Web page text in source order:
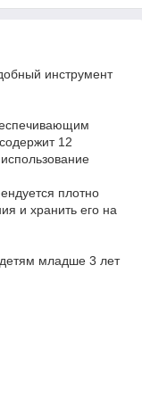
инструмент
12
плотно
и хранить его на
младше 3 лет